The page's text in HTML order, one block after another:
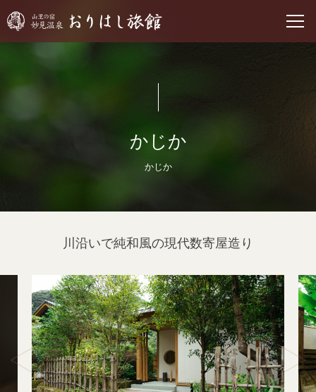
かじか
かじか
川沿いで純和風の現代数寄屋造り